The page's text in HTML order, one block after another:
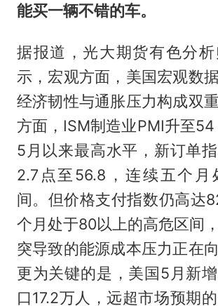
能买一辆不错的车。
据报道，光大期货有色分
示，宏观方面，美国宏观数
经济韧性与通胀压力构成双
方面，ISM制造业PMI升至
5月以来最高水平，新订单
2.7点至56.8，连续五个月
间。但价格支付指数仍高达
个月处于80以上的高危区间
突导致的能源成本压力正在向
更为关键的是，美国5月新
口17.2万人，远超市场预期